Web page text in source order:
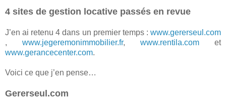
4 sites de gestion locative passés en revue
J’en ai retenu 4 dans un premier temps : www.gererseul.com
, www.jegeremonimmobilier.fr, www.rentila.com et
www.gerancecenter.com.
Voici ce que j’en pense…
Gererseul.com